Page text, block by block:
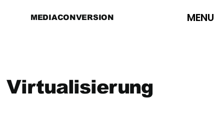
MEDIACONVERSION MENU
Virtualisierung